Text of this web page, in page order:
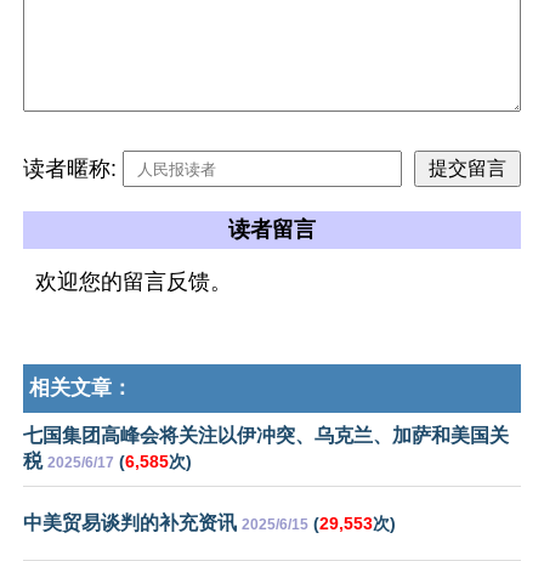
读者暱称:
读者留言
欢迎您的留言反馈。
相关文章：
七国集团高峰会将关注以伊冲突、乌克兰、加萨和美国关
税 2025/6/17 (6,585次)
中美贸易谈判的补充资讯 2025/6/15 (29,553次)